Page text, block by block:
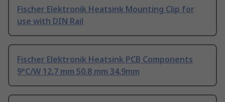
Fischer Elektronik Heatsink Mounting Clip for
use with DIN Rail
Fischer Elektronik Heatsink PCB Components
9°C/W 12.7 mm 50.8 mm 34.9mm